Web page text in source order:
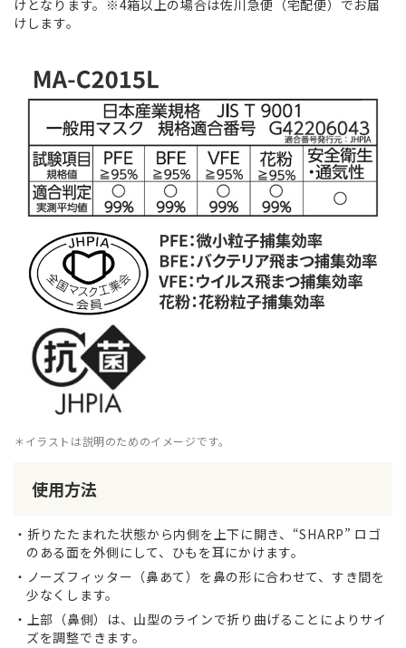
けとなります。※4箱以上の場合は佐川急便（宅配便）でお届
けします。
＊イラストは説明のためのイメージです。
使用方法
折りたたまれた状態から内側を上下に開き、“SHARP” ロゴ
のある面を外側にして、ひもを耳にかけます。
ノーズフィッター（鼻あて）を鼻の形に合わせて、すき間を
少なくします。
上部（鼻側）は、山型のラインで折り曲げることによりサイ
ズを調整できます。